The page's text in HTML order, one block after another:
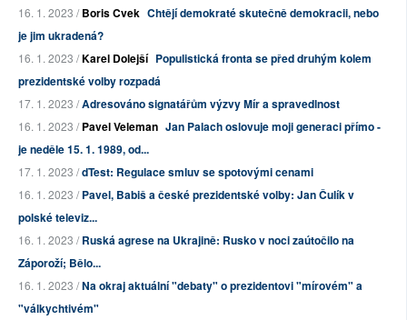
16. 1. 2023 /Boris Cvek Chtějí demokraté skutečně demokracii, nebo
je jim ukradená?
16. 1. 2023 /Karel Dolejší Populistická fronta se před druhým kolem
prezidentské volby rozpadá
17. 1. 2023 /Adresováno signatářům výzvy Mír a spravedlnost
16. 1. 2023 /Pavel Veleman Jan Palach oslovuje moji generaci přímo -
je neděle 15. 1. 1989, od...
17. 1. 2023 /dTest: Regulace smluv se spotovými cenami
16. 1. 2023 /Pavel, Babiš a české prezidentské volby: Jan Čulík v
polské televiz...
16. 1. 2023 /Ruská agrese na Ukrajině: Rusko v noci zaútočilo na
Záporoží; Bělo...
16. 1. 2023 /Na okraj aktuální "debaty" o prezidentovi "mírovém" a
"válkychtivém"